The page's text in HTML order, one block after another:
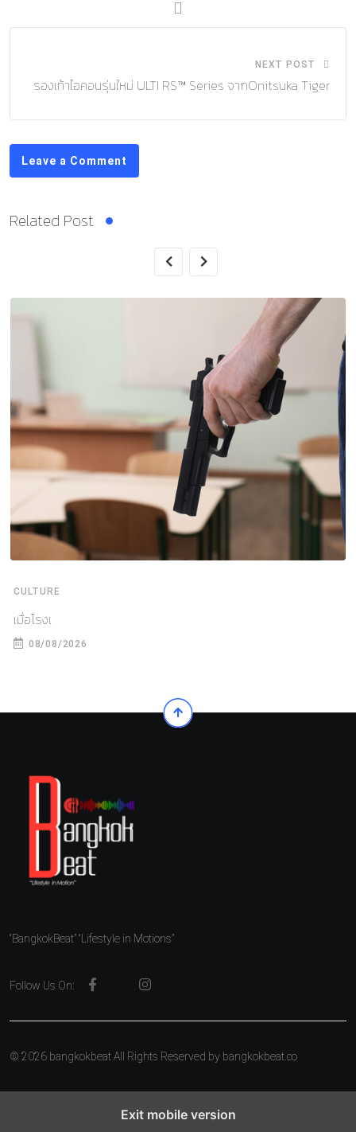
NEXT POST
รองเท้าไอคอนรุ่นใหม่ ULTI RS™ Series จากOnitsuka Tiger
Leave a Comment
Related Post
CULTURE
เมื่อโรงเ
08/08/2026
“BangkokBeat” “Lifestyle in Motions”
Follow Us On:
© 2026 bangkokbeat All Rights Reserved by bangkokbeat.co
Exit mobile version